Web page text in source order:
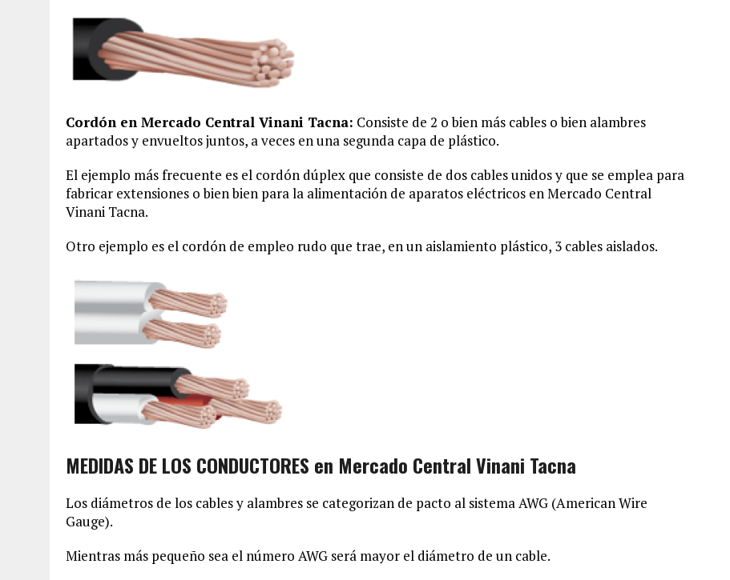
Cordón en Mercado Central Vinani Tacna: Consiste de 2 o bien más cables o bien alambres
apartados y envueltos juntos, a veces en una segunda capa de plástico.
El ejemplo más frecuente es el cordón dúplex que consiste de dos cables unidos y que se emplea para
fabricar extensiones o bien bien para la alimentación de aparatos eléctricos en Mercado Central
Vinani Tacna.
Otro ejemplo es el cordón de empleo rudo que trae, en un aislamiento plástico, 3 cables aislados.
MEDIDAS DE LOS CONDUCTORES en Mercado Central Vinani Tacna
Los diámetros de los cables y alambres se categorizan de pacto al sistema AWG (American Wire
Gauge).
Mientras más pequeño sea el número AWG será mayor el diámetro de un cable.